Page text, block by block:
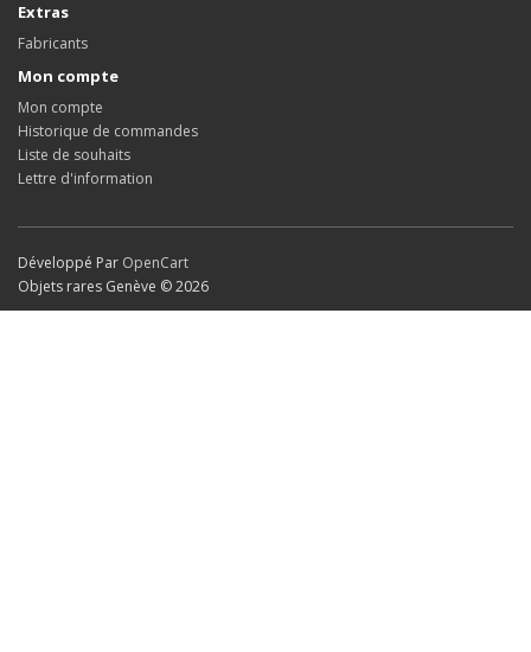
Extras
Fabricants
Mon compte
Mon compte
Historique de commandes
Liste de souhaits
Lettre d'information
Développé Par OpenCart
Objets rares Genève © 2026